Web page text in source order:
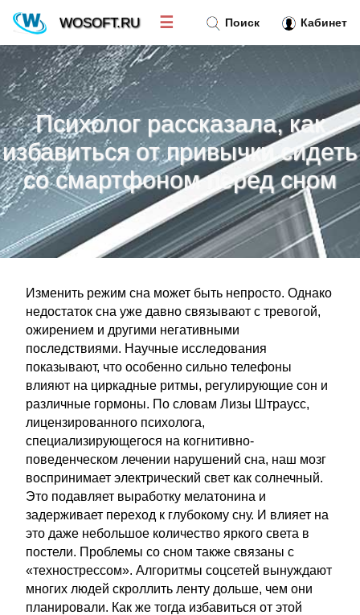
Психолог рассказала, как
избавиться от привычки сидеть
со смартфоном перед сном
Изменить режим сна может быть непросто. Однако
недостаток сна уже давно связывают с тревогой,
ожирением и другими негативными
последствиями. Научные исследования
показывают, что особенно сильно телефоны
влияют на циркадные ритмы, регулирующие сон и
различные гормоны. По словам Лизы Штраусс,
лицензированного психолога,
специализирующегося на когнитивно-
поведенческом лечении нарушений сна, наш мозг
воспринимает электрический свет как солнечный.
Это подавляет выработку мелатонина и
задерживает переход к глубокому сну. И влияет на
это даже небольшое количество яркого света в
постели. Проблемы со сном также связаны с
«технострессом». Алгоритмы соцсетей вынуждают
многих людей скроллить ленту дольше, чем они
планировали. Как же тогда избавиться от этой
Поиск Кабинет
WOSOFT.RU ☰
Новости»
Тренд новостей»
Рубрики»
Правила